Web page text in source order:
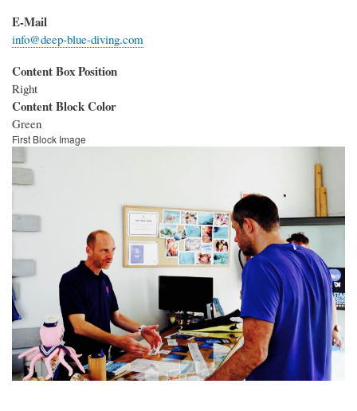
E-Mail
info@deep-blue-diving.com
Content Box Position
Right
Content Block Color
Green
First Block Image